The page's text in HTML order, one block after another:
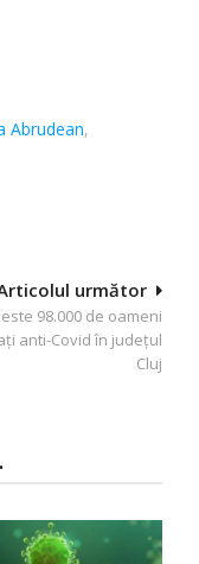
Abrudean,
următor
98.000 de oameni
anti-Covid în județul
Cluj